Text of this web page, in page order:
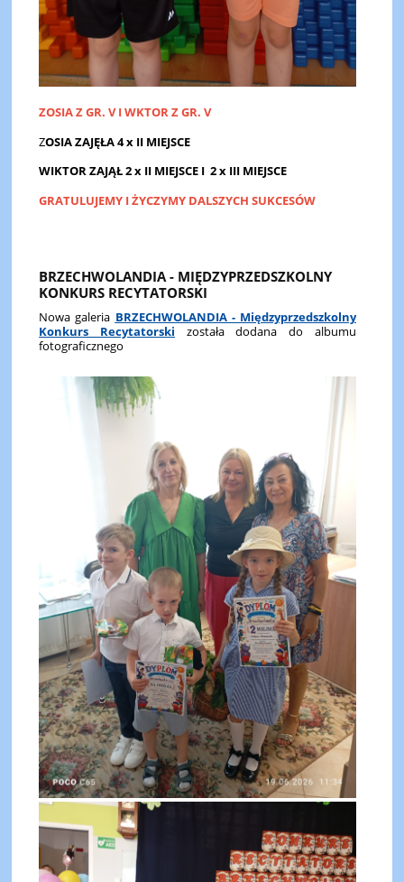
ZOSIA Z GR. V I WKTOR Z GR. V
ZOSIA ZAJĘŁA 4 x II MIEJSCE
WIKTOR ZAJĄŁ 2 x II MIEJSCE I 2 x III MIEJSCE
GRATULUJEMY I ŻYCZYMY DALSZYCH SUKCESÓW
BRZECHWOLANDIA - MIĘDZYPRZEDSZKOLNY
KONKURS RECYTATORSKI
Nowa galeria BRZECHWOLANDIA - Międzyprzedszkolny
Konkurs Recytatorski została dodana do albumu
fotograficznego